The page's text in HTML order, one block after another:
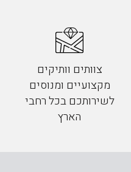
צוותים וותיקים
מקצועיים ומנוסים
לשירותכם בכל רחבי
הארץ